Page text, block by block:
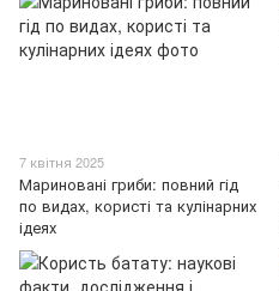
7 квітня 2025
Мариновані гриби: повний гід
по видах, користі та кулінарних
ідеях